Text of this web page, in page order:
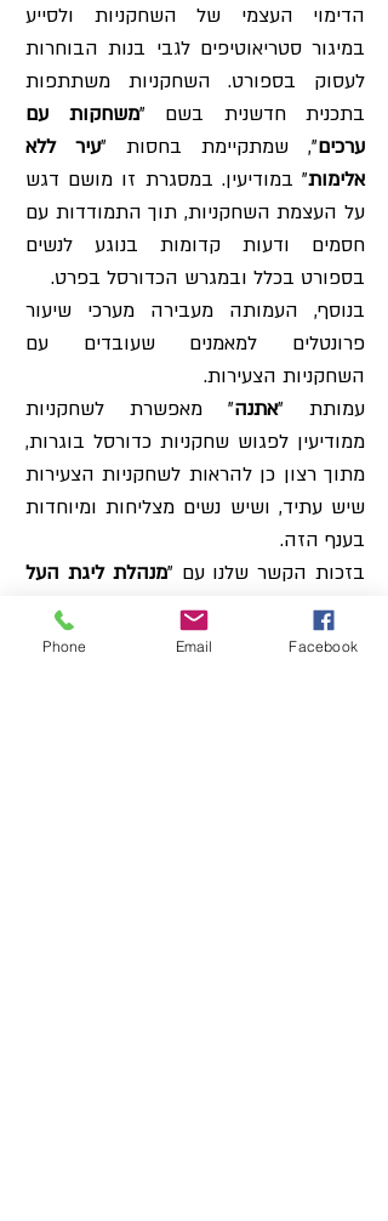
הדימוי העצמי של השחקניות ולסייע
במיגור סטריאוטיפים לגבי בנות הבוחרות
לעסוק בספורט. השחקניות משתתפות
בתכנית חדשנית בשם "משחקות עם
ערכים", שמתקיימת בחסות "עיר ללא
אלימות" במודיעין. במסגרת זו מושם דגש
על העצמת השחקניות, תוך התמודדות עם
חסמים ודעות קדומות בנוגע לנשים
בספורט בכלל ובמגרש הכדורסל בפרט.
בנוסף, העמותה מעבירה מערכי שיעור
פרונטלים למאמנים שעובדים עם
השחקניות הצעירות.
עמותת "אתנה" מאפשרת לשחקניות
ממודיעין לפגוש שחקניות כדורסל בוגרות,
מתוך רצון כן להראות לשחקניות הצעירות
שיש עתיד, ושיש נשים מצליחות ומיוחדות
בענף הזה.
בזכות הקשר שלנו עם "מנהלת ליגת העל
בכדורסל נשים
" השחקניות במועדון יוצאות
בצורה מאורגנת לצפות במשחקים של
Phone Email Facebook